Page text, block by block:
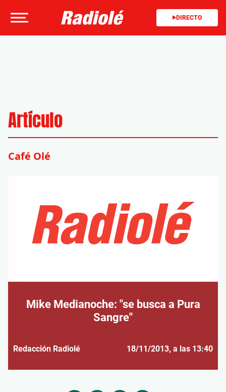
DIRECTO
Artículo
Café Olé
Mike Medianoche: "se busca a Pura
Sangre"
Redacción Radiolé 18/11/2013, a las 13:40